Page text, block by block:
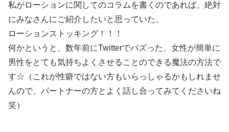
私がローションに関してのコラムを書くのであれば、絶対
にみなさんにご紹介したいと思っていた、
ローションストッキング！！！
何かというと、数年前にTwitterでバズった、女性が簡単に
男性をとても気持ちよくさせることのできる魔法の方法で
す☆（これが性癖ではない方もいらっしゃるかもしれませ
んので、パートナーの方とよく話し合ってみてくださいね
笑）